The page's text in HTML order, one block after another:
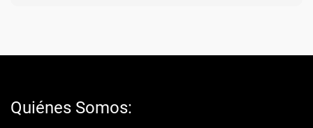
Quiénes Somos: